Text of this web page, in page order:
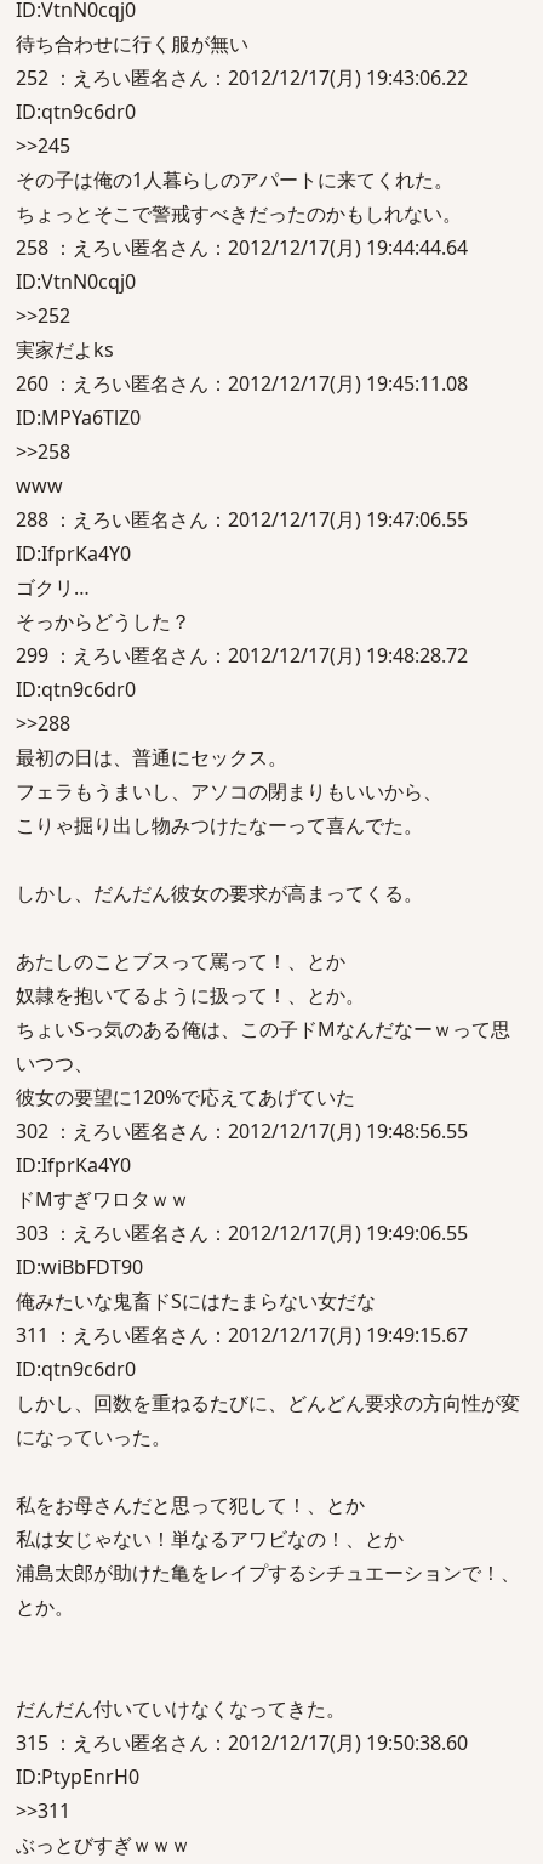
ID:VtnN0cqj0
待ち合わせに行く服が無い
252 ：えろい匿名さん：2012/12/17(月) 19:43:06.22
ID:qtn9c6dr0
>>245
その子は俺の1人暮らしのアパートに来てくれた。
ちょっとそこで警戒すべきだったのかもしれない。
258 ：えろい匿名さん：2012/12/17(月) 19:44:44.64
ID:VtnN0cqj0
>>252
実家だよks
260 ：えろい匿名さん：2012/12/17(月) 19:45:11.08
ID:MPYa6TlZ0
>>258
www
288 ：えろい匿名さん：2012/12/17(月) 19:47:06.55
ID:IfprKa4Y0
ゴクリ…
そっからどうした？
299 ：えろい匿名さん：2012/12/17(月) 19:48:28.72
ID:qtn9c6dr0
>>288
最初の日は、普通にセックス。
フェラもうまいし、アソコの閉まりもいいから、
こりゃ掘り出し物みつけたなーって喜んでた。
しかし、だんだん彼女の要求が高まってくる。
あたしのことブスって罵って！、とか
奴隷を抱いてるように扱って！、とか。
ちょいSっ気のある俺は、この子ドMなんだなーｗって思
いつつ、
彼女の要望に120%で応えてあげていた
302 ：えろい匿名さん：2012/12/17(月) 19:48:56.55
ID:IfprKa4Y0
ドMすぎワロタｗｗ
303 ：えろい匿名さん：2012/12/17(月) 19:49:06.55
ID:wiBbFDT90
俺みたいな鬼畜ドSにはたまらない女だな
311 ：えろい匿名さん：2012/12/17(月) 19:49:15.67
ID:qtn9c6dr0
しかし、回数を重ねるたびに、どんどん要求の方向性が変
になっていった。
私をお母さんだと思って犯して！、とか
私は女じゃない！単なるアワビなの！、とか
浦島太郎が助けた亀をレイプするシチュエーションで！、
とか。
だんだん付いていけなくなってきた。
315 ：えろい匿名さん：2012/12/17(月) 19:50:38.60
ID:PtypEnrH0
>>311
ぶっとびすぎｗｗｗ